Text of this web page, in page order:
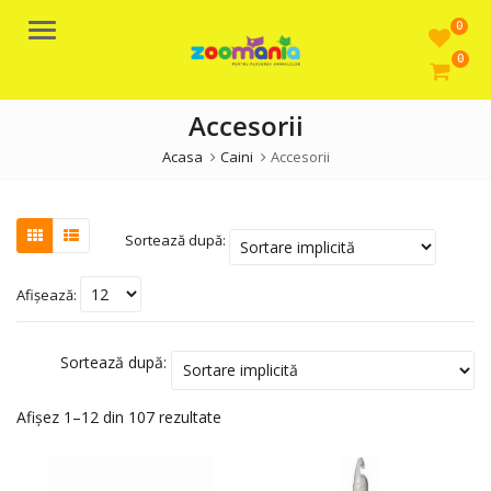
Meniu 0
0
Accesorii
Acasa Caini Accesorii
Sortează după:
Afișează:
Sortează după:
Afișez 1–12 din 107 rezultate